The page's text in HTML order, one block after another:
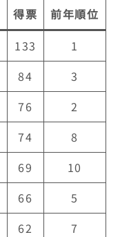
得票
前年順位
133
1
84
3
76
2
74
8
69
10
66
5
62
7